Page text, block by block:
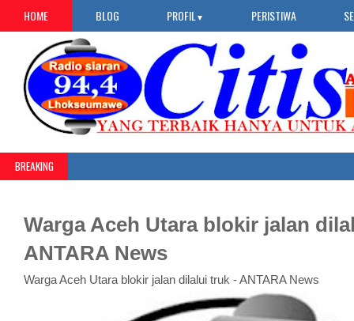
HOME BLOG PROFIL ▼ PERISTIWA
BREAKING
Warga Aceh Utara blokir jalan
ANTARA News
Warga Aceh Utara blokir jalan dilalui truk - ANTARA News